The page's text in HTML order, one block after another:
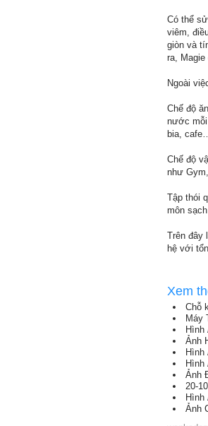
Có thể
viêm,
giòn và
ra,
Ngoài
Chế độ
nước
bia,
Chế độ
như
Tập thói
môn
Trên đây
hệ với
Xem
Chỗ
Máy
Hình
Ảnh
Hình
Hình
Ảnh
20-
Hình
Ảnh